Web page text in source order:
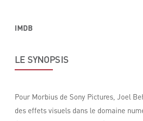
IMDB
LE SYNOPSIS
Pour Morbius de Sony Pictures, Joel
des effets visuels dans le domaine